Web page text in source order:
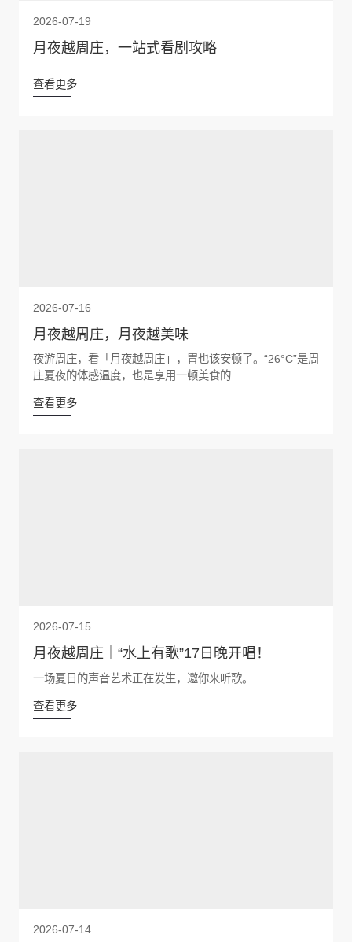
2026-07-19
月夜越周庄，一站式看剧攻略
查看更多
2026-07-16
月夜越周庄，月夜越美味
夜游周庄，看「月夜越周庄」，胃也该安顿了。“26°C”是周
庄夏夜的体感温度，也是享用一顿美食的...
查看更多
2026-07-15
月夜越周庄｜“水上有歌”17日晚开唱！
一场夏日的声音艺术正在发生，邀你来听歌。
查看更多
2026-07-14